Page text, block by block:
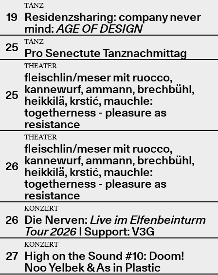
19
TANZ
Residenzsharing: company never
mind:AGE OF DESIGN
25
TANZ
Pro Senectute Tanznachmittag
25
THEATER
fleischlin/meser mit ruocco,
kannewurf, ammann, brechbühl,
heikkilä, krstić, mauchle:
togetherness - pleasure as
resistance
26
THEATER
fleischlin/meser mit ruocco,
kannewurf, ammann, brechbühl,
heikkilä, krstić, mauchle:
togetherness - pleasure as
resistance
26
KONZERT
Die Nerven: Live im Elfenbeinturm
Tour 2026| Support: V3G
27
KONZERT
High on the Sound #10: Doom!
Noo Yelbek & As in Plastic